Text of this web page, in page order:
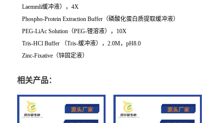
Laemmli缓冲液），4X
Phospho-Protein Extraction Buffer（磷酸化蛋白质提取缓冲液）
PEG-LiAc Solution（PEG-锂溶液），10X
Tris-HCl Buffer （Tris-缓冲液），2.0M，pH8.0
Zinc-Fixative（锌固定液）
相关产品：